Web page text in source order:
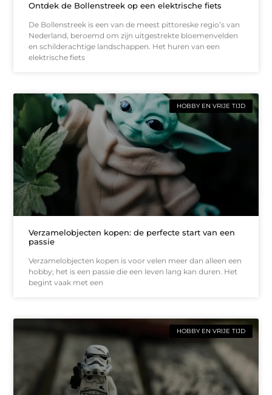
Ontdek de Bollenstreek op een elektrische fiets
De Bollenstreek is een van de meest pittoreske regio’s van
Nederland, beroemd om zijn uitgestrekte bloemenvelden
en schilderachtige landschappen. Het huren van een
elektrische fiets
HOBBY EN VRIJE TIJD
Verzamelobjecten kopen: de perfecte start van een
passie
Verzamelobjecten kopen is voor velen meer dan alleen een
hobby; het is een passie die een leven lang kan duren. Het
begint vaak met een
HOBBY EN VRIJE TIJD